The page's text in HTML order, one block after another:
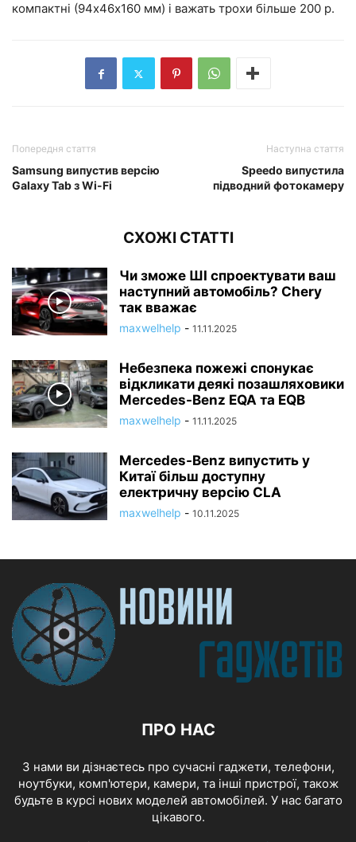
компактні (94х46х160 мм) і важать трохи більше 200 р.
Попередня стаття
Samsung випустив версію
Galaxy Tab з Wi-Fi
Наступна стаття
Speedo випустила
підводний фотокамеру
СХОЖІ СТАТТІ
Чи зможе ШІ спроектувати ваш
наступний автомобіль? Chery
так вважає
maxwelhelp - 11.11.2025
Небезпека пожежі спонукає
відкликати деякі позашляховики
Mercedes-Benz EQA та EQB
maxwelhelp - 11.11.2025
Mercedes-Benz випустить у
Китаї більш доступну
електричну версію CLA
maxwelhelp - 10.11.2025
ПРО НАС
З нами ви дізнаєтесь про сучасні гаджети, телефони,
ноутбуки, комп'ютери, камери, та інші пристрої, також
будьте в курсі нових моделей автомобілей. У нас багато
цікавого.